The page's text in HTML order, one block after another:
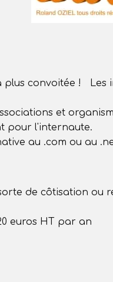
plus convoitée !
et
pour l'internaute.
au .com ou au
de côtisation ou
euros HT par an